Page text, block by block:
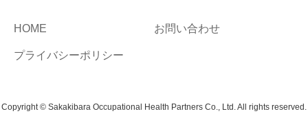
HOME お問い合わせ
プライバシーポリシー
Copyright © Sakakibara Occupational Health Partners Co., Ltd. All rights reserved.